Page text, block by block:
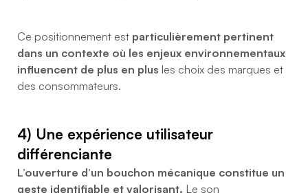
Ce positionnement est particulièrement pertinent
dans un contexte où les enjeux environnementaux
influencent de plus en plus les choix des marques et
des consommateurs.
4) Une expérience utilisateur
différenciante
L’ouverture d’un bouchon mécanique constitue un
geste identifiable et valorisant. Le son